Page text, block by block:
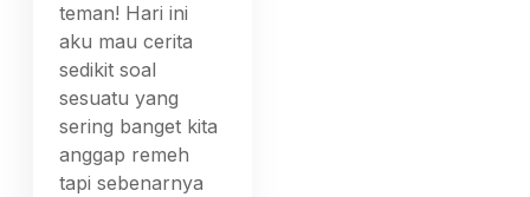
teman! Hari ini
aku mau cerita
sedikit soal
sesuatu yang
sering banget kita
anggap remeh
tapi sebenarnya